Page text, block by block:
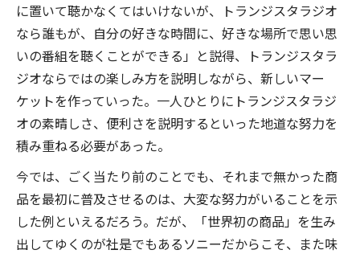
に置いて聴かなくてはいけないが、トランジスタラジオ
なら誰もが、自分の好きな時間に、好きな場所で思い思
いの番組を聴くことができる」と説得、トランジスタラ
ジオならではの楽しみ方を説明しながら、新しいマー
ケットを作っていった。一人ひとりにトランジスタラジ
オの素晴しさ、便利さを説明するといった地道な努力を
積み重ねる必要があった。
今では、ごく当たり前のことでも、それまで無かった商
品を最初に普及させるのは、大変な努力がいることを示
した例といえるだろう。だが、「世界初の商品」を生み
出してゆくのが社是でもあるソニーだからこそ、また味